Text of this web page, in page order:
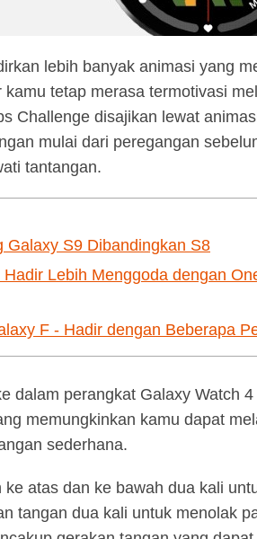
lebih banyak animasi yang
tetap merasa termotivasi
Challenge disajikan lewat
mulai dari peregangan
tantangan.
Galaxy S9 Dibandingkan S8
Lebih Menggoda dengan
F - Hadir dengan Beberapa
dalam perangkat Galaxy Watch 4
memungkinkan kamu dapat
sederhana.
atas dan ke bawah dua kali
tangan dua kali untuk menolak